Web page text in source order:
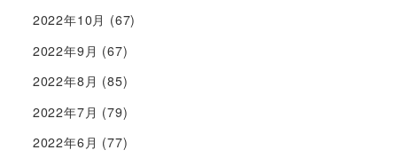
2022年10月 (67)
2022年9月 (67)
2022年8月 (85)
2022年7月 (79)
2022年6月 (77)